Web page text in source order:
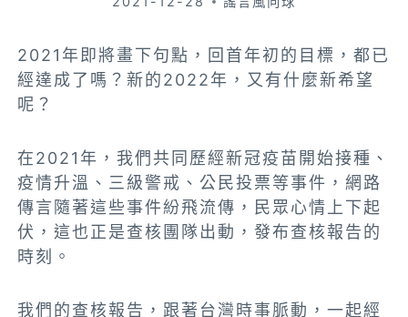
2021年即將畫下句點，回首年初的目標，都已
經達成了嗎？新的2022年，又有什麼新希望
呢？
在2021年，我們共同歷經新冠疫苗開始接種、
疫情升溫、三級警戒、公民投票等事件，網路
傳言隨著這些事件紛飛流傳，民眾心情上下起
伏，這也正是查核團隊出動，發布查核報告的
時刻。
我們的查核報告，跟著台灣時事脈動，一起經